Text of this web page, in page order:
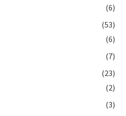
(6)
(53)
(6)
(7)
(23)
(2)
(3)